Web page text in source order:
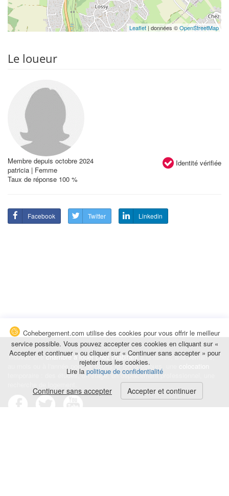
Leaflet | données ©OpenStreetMap
Le loueur
Identité vérifiée
Membre depuis octobre 2024
patricia | Femme
Taux de réponse 100 %
Facebook Twitter Linkedin
Trouvez unechambre à louer chez l'habitantà la nuitée, à la semaine,
au mois ou à l'année pour de courts et longs séjours, une
temporaire : des études, un stage, un déplacement professionnel, une
Cohebergement.com utilise des cookies pour vous offrir le meilleur
service possible. Vous pouvez accepter ces cookies en cliquant sur «
Accepter et continuer » ou cliquer sur « Continuer sans accepter » pour
rejeter tous les cookies.
Lire la politique de confidentialité
Continuer sans accepter Accepter et continuer